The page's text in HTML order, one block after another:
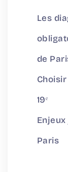
Les
de
19ᵉ
Paris